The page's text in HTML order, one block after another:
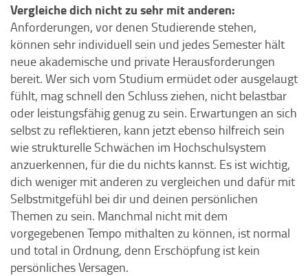
Vergleiche dich nicht zu sehr mit anderen:
Anforderungen, vor denen Studierende stehen,
können sehr individuell sein und jedes Semester hält
neue akademische und private Herausforderungen
bereit. Wer sich vom Studium ermüdet oder ausgelaugt
fühlt, mag schnell den Schluss ziehen, nicht belastbar
oder leistungsfähig genug zu sein. Erwartungen an sich
selbst zu reflektieren, kann jetzt ebenso hilfreich sein
wie strukturelle Schwächen im Hochschulsystem
anzuerkennen, für die du nichts kannst. Es ist wichtig,
dich weniger mit anderen zu vergleichen und dafür mit
Selbstmitgefühl bei dir und deinen persönlichen
Themen zu sein. Manchmal nicht mit dem
vorgegebenen Tempo mithalten zu können, ist normal
und total in Ordnung, denn Erschöpfung ist kein
persönliches Versagen.